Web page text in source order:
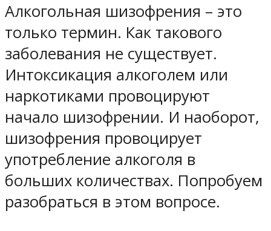
Алкогольная шизофрения – это
только термин. Как такового
заболевания не существует.
Интоксикация алкоголем или
наркотиками провоцируют
начало шизофрении. И наоборот,
шизофрения провоцирует
употребление алкоголя в
больших количествах. Попробуем
разобраться в этом вопросе.